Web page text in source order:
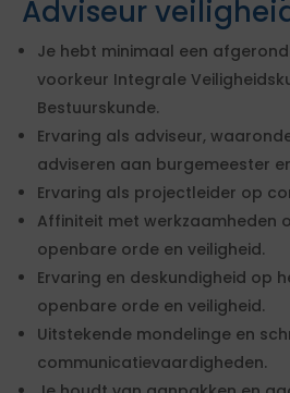
Adviseur
Je hebt minimaal een
voorkeur Integrale
Bestuurskunde.
Ervaring als adviseur,
adviseren aan burgemeester
Ervaring als projectleider op
Affiniteit met werkzaamheden
openbare orde en veiligheid.
Ervaring en deskundigheid op
openbare orde en veiligheid.
Uitstekende mondelinge en
communicatievaardigheden.